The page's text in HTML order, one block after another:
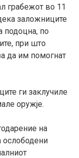
грабежот во 11
заложниците
подоцна, по
при што
да им помогнат
ги заклучиле
оружје.
на
ослободени